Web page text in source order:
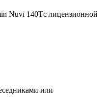
Nuvi 140Tс лицензионной
или